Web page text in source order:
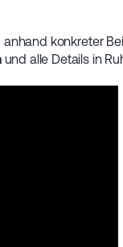
konkreter
und alle Details in